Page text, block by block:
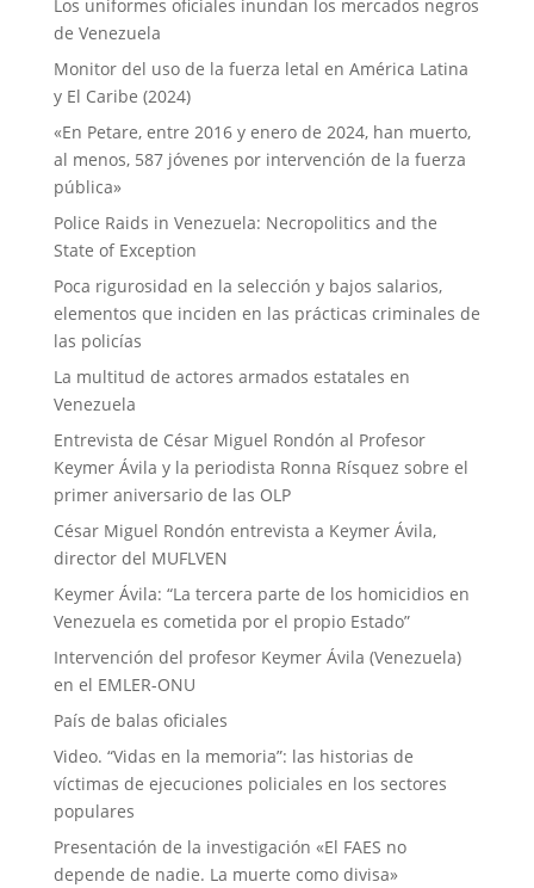
Los uniformes oficiales inundan los mercados negros
de Venezuela
Monitor del uso de la fuerza letal en América Latina
y El Caribe (2024)
«En Petare, entre 2016 y enero de 2024, han muerto,
al menos, 587 jóvenes por intervención de la fuerza
pública»
Police Raids in Venezuela: Necropolitics and the
State of Exception
Poca rigurosidad en la selección y bajos salarios,
elementos que inciden en las prácticas criminales de
las policías
La multitud de actores armados estatales en
Venezuela
Entrevista de César Miguel Rondón al Profesor
Keymer Ávila y la periodista Ronna Rísquez sobre el
primer aniversario de las OLP
César Miguel Rondón entrevista a Keymer Ávila,
director del MUFLVEN
Keymer Ávila: “La tercera parte de los homicidios en
Venezuela es cometida por el propio Estado”
Intervención del profesor Keymer Ávila (Venezuela)
en el EMLER-ONU
País de balas oficiales
Video. “Vidas en la memoria”: las historias de
víctimas de ejecuciones policiales en los sectores
populares
Presentación de la investigación «El FAES no
depende de nadie. La muerte como divisa»